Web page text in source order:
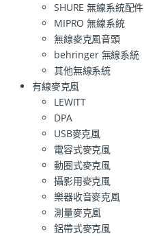
SHURE 無線系統配件
MIPRO 無線系統
無線麥克風音頭
behringer 無線系統
其他無線系統
有線麥克風
LEWITT
DPA
USB麥克風
電容式麥克風
動圈式麥克風
攝影用麥克風
樂器收音麥克風
測量麥克風
鋁帶式麥克風